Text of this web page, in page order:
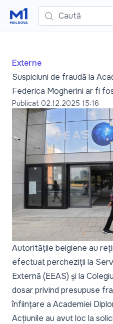
Caută
Externe
Suspiciuni de fraudă la
Federica Mogherini ar fi
Publicat 02.12.2025 15:16
Autoritățile belgiene au
efectuat percheziții la
Externă (EEAS) și la
dosar privind presupuse
înființare a Academiei
Acțiunile au avut loc la